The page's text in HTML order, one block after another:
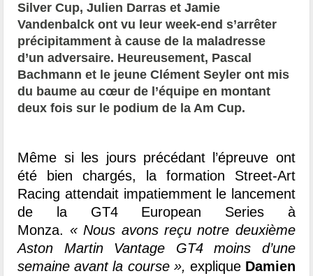
Silver Cup, Julien Darras et Jamie
Vandenbalck ont vu leur week-end s’arrêter
précipitamment à cause de la maladresse
d’un adversaire. Heureusement, Pascal
Bachmann et le jeune Clément Seyler ont mis
du baume au cœur de l’équipe en montant
deux fois sur le podium de la Am Cup.
Même si les jours précédant l’épreuve ont
été bien chargés, la formation Street-Art
Racing attendait impatiemment le lancement
de la GT4 European Series à
Monza. « Nous avons reçu notre deuxième
Aston Martin Vantage GT4 moins d’une
semaine avant la course », explique Damien